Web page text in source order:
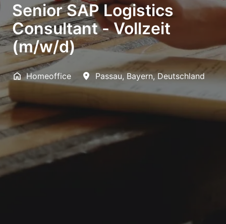
Senior SAP Logistics
Consultant - Vollzeit
(m/w/d)
Homeoffice Passau, Bayern, Deutschland